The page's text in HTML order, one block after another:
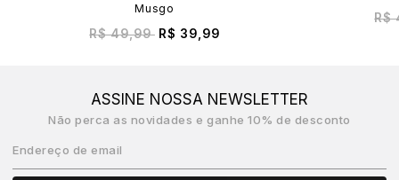
Musgo
R$ 49,99 R$ 39,99
R$
ASSINE NOSSA NEWSLETTER
Não perca as novidades e ganhe 10% de desconto
Endereço de email